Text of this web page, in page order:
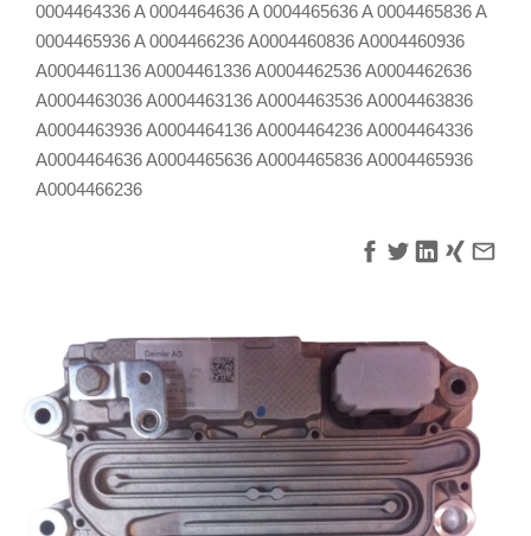
0004464336 A 0004464636 A 0004465636 A 0004465836 A
0004465936 A 0004466236 A0004460836 A0004460936
A0004461136 A0004461336 A0004462536 A0004462636
A0004463036 A0004463136 A0004463536 A0004463836
A0004463936 A0004464136 A0004464236 A0004464336
A0004464636 A0004465636 A0004465836 A0004465936
A0004466236